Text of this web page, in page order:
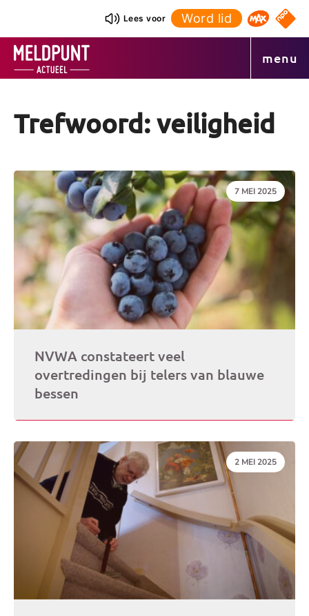
inhoud
Lees voor Word lid Omroep
NPO
menu
Trefwoord: veiligheid
DATUM:
7 MEI 2025
NVWA constateert veel
overtredingen bij telers van blauwe
bessen
DATUM:
2 MEI 2025